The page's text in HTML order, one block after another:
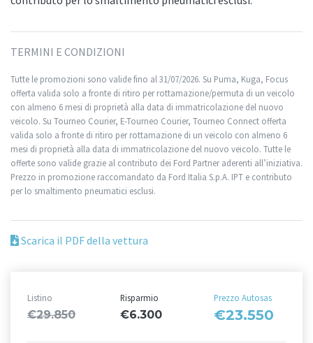
TERMINI E CONDIZIONI
Tutte le promozioni sono valide fino al 31/07/2026. Su Puma, Kuga, Focus
offerta valida solo a fronte di ritiro per rottamazione/permuta di un veicolo
con almeno 6 mesi di proprietà alla data di immatricolazione del nuovo
veicolo. Su Tourneo Courier, E-Tourneo Courier, Tourneo Connect offerta
valida solo a fronte di ritiro per rottamazione di un veicolo con almeno 6
mesi di proprietà alla data di immatricolazione del nuovo veicolo. Tutte le
offerte sono valide grazie al contributo dei Ford Partner aderenti all’iniziativa.
Prezzo in promozione raccomandato da Ford Italia S.p.A. IPT e contributo
per lo smaltimento pneumatici esclusi.
Scarica il PDF della vettura
Listino
€29.850
Risparmio
€6.300
Prezzo Autosas
€23.550